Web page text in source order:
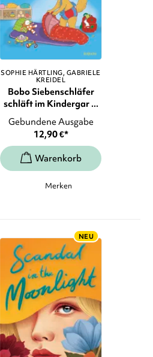
SOPHIE HÄRTLING GABRIELE
KREIDEL
Bobo Siebenschläfer
schläft im Kindergar ...
Gebundene Ausgabe
12,90€*
Merken
NEU